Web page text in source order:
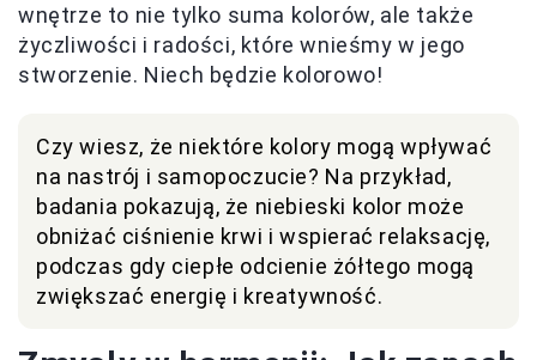
wnętrze to nie tylko suma kolorów, ale także
życzliwości i radości, które wnieśmy w jego
stworzenie. Niech będzie kolorowo!
Czy wiesz, że niektóre kolory mogą wpływać
na nastrój i samopoczucie? Na przykład,
badania pokazują, że niebieski kolor może
obniżać ciśnienie krwi i wspierać relaksację,
podczas gdy ciepłe odcienie żółtego mogą
zwiększać energię i kreatywność.